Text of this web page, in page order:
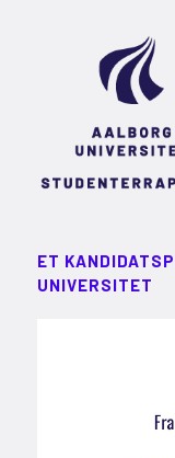
ET
UNIVERSITET